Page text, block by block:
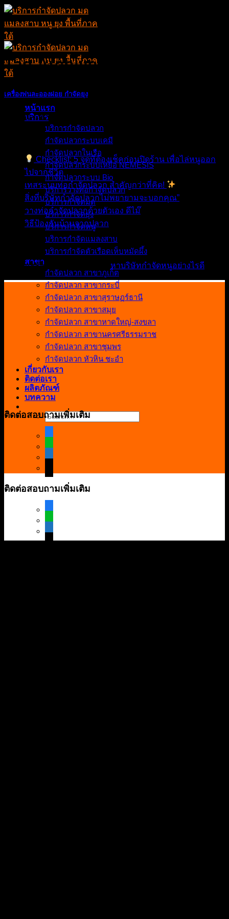
Skip
content
หน้าแรก
บริการ
บริการกำจัดปลวก
กำจัดปลวกระบบเคมี
กำจัดปลวกในเรือ
กำจัดปลวกระบบเหยื่อ NEMESIS
กำจัดปลวกระบบ Bio
บริการวางท่อกำจัดปลวก
บริการกำจัดมด
บริการกำจัดยุง
บริการกำจัดหนู
บริการกำจัดแมลงสาบ
บริการกำจัดตัวเรือดเห็บหมัดผึ้ง
สาขา
กำจัดปลวก สาขาภูเก็ต
กำจัดปลวก สาขากระบี่
กำจัดปลวก สาขาสุราษฏร์ธานี
กำจัดปลวก สาขาสมุย
กำจัดปลวก สาขาหาดใหญ่-สงขลา
กำจัดปลวก สาขานครศรีธรรมราช
กำจัดปลวก สาขาชุมพร
กำจัดปลวก หัวหิน ชะอำ
เกี่ยวกับเรา
ติดต่อเรา
ผลิตภัณฑ์
บทความ
Search
for:
Tag Archives:
เครื่องพ่นละอองฝอย กำจัดยุง
การพ่นละอองฝอยเป็นหนึ่งในวิธีในการกำจัดยุง ณ ปัจจุบัน
Checklist: 5 จุดที่ต้องเช็คก่อนปิดร้าน เพื่อไล่หนูออก
ไปจากชีวิต
เทสระบบท่อกำจัดปลวก สำคัญกว่าที่คิด!
สิ่งที่บริษัทกำจัดปลวกไม่พยายามจะบอกคุณ”
วางท่อกำจัดปลวกด้วยตัวเอง ดีไม๊
วิธีป้องกันบ้านจากปลวก
ความเห็นล่าสุด
กุลธัช เหลืองธีรนาท หาบริษัทกำจัดหนูอย่างไรดี
ติดต่อสอบถามเพิ่มเติม
ติดต่อสอบถามเพิ่มเติม
mail